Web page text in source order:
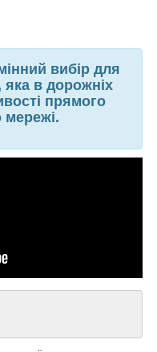
вибір для
яка в дорожніх
прямого
мережі.